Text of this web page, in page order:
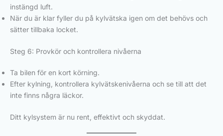
instängd luft.
När du är klar fyller du på kylvätska igen om det behövs och
sätter tillbaka locket.
Steg 6: Provkör och kontrollera nivåerna
Ta bilen för en kort körning.
Efter kylning, kontrollera kylvätskenivåerna och se till att det
inte finns några läckor.
Ditt kylsystem är nu rent, effektivt och skyddat.